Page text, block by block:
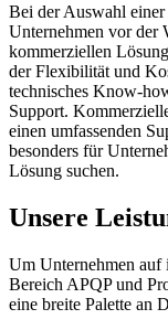
Bei der Auswahl einer
Unternehmen vor der
kommerziellen
der Flexibilität und
technisches Know-
Support.
einen umfassenden
besonders für
Lösung suchen.
Unsere
Um Unternehmen auf
Bereich APQP und
eine breite Palette an